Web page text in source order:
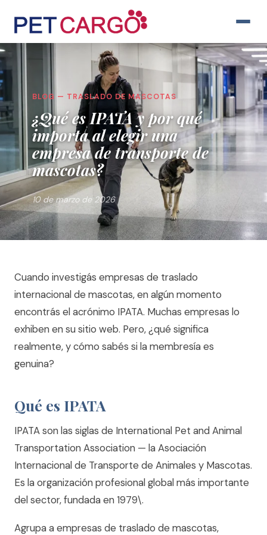
BLOG — TRASLADO DE MASCOTAS
¿Qué es IPATA y por qué
importa al elegir una
empresa de transporte de
mascotas?
10 de marzo de 2026
Cuando investigás empresas de traslado
internacional de mascotas, en algún momento
encontrás el acrónimo IPATA. Muchas empresas lo
exhiben en su sitio web. Pero, ¿qué significa
realmente, y cómo sabés si la membresía es
genuina?
Qué es IPATA
IPATA son las siglas de International Pet and Animal
Transportation Association — la Asociación
Internacional de Transporte de Animales y Mascotas.
Es la organización profesional global más importante
del sector, fundada en 1979\.
Agrupa a empresas de traslado de mascotas,